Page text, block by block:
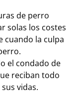
de perro
solas los costes
cuando la culpa
el condado de
reciban todo
vidas.